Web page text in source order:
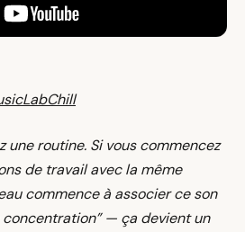
une routine. Si vous commencez
de travail avec la même
commence à associer ce son
concentration” — ça devient un